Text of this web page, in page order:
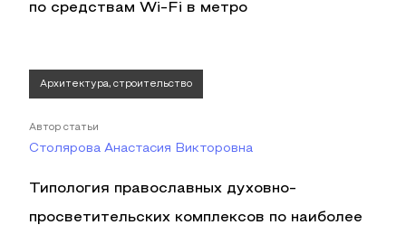
по средствам Wi‑Fi в метро
Архитектура, строительство
Автор статьи
Столярова Анастасия Викторовна
Типология православных духовно-
просветительских комплексов по наиболее